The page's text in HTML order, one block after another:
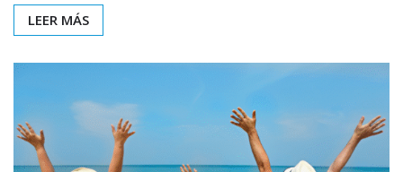
LEER MÁS